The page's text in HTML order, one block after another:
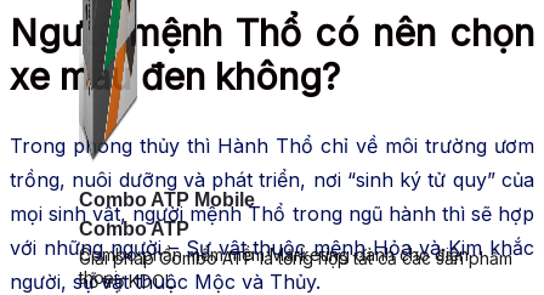
Combo ATP
Giải pháp Combo ATP là tổng hợp tất cả các sản phẩm
hỗ trợ KDOL.
Combo ATP Mobile
Combo phần mềm mềm Marketing dành cho điện
thoại.
Người mệnh Thổ có nên chọn
xe màu đen không?
Trong phong thủy thì Hành Thổ chỉ về môi trường ươm
trồng, nuôi dưỡng và phát triển, nơi “sinh ký tử quy” của
mọi sinh vật, người mệnh Thổ trong ngũ hành thì sẽ hợp
với những người – Sự vật thuộc mệnh Hỏa và Kim khắc
người, sự vật thuộc Mộc và Thủy.